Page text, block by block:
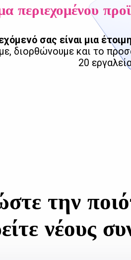
περιεχομένου
σας είναι μια
διορθώνουμε και το
20
την
νέους